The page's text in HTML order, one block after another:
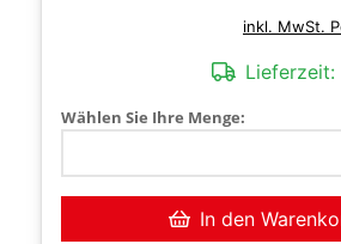
inkl. MwSt.
Lieferzeit:
Wählen Sie Ihre Menge:
In den